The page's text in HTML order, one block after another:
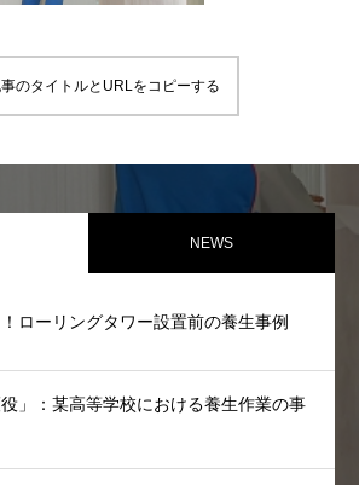
のタイトルとURLをコピーする
NEWS
ローリングタワー設置前の養生事例
」：某高等学校における養生作業の事